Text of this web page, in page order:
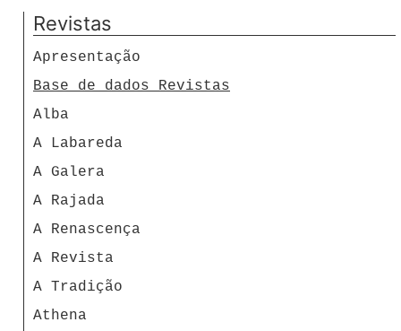
Revistas
Apresentação
Base de dados Revistas
Alba
A Labareda
A Galera
A Rajada
A Renascença
A Revista
A Tradição
Athena